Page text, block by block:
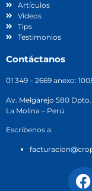
Artículos
Videos
Tips
Testimonios
Contáctanos
01 349 – 2669 anexo:
Av. Melgarejo 580
La Molina – Perú
Escríbenos a: